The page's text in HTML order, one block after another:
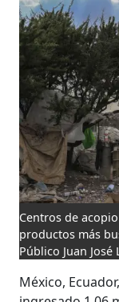
Centros de
productos más
Público Juan José
México,